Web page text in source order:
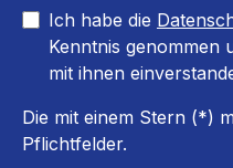
Ich habe die
Kenntnis genommen
mit ihnen
Die mit einem Stern (*)
Pflichtfelder.